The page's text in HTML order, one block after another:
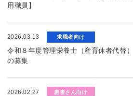
用職員】
2026.03.13 求職者向け
令和８年度管理栄養士（産育休者代替
の募集
2026.02.27 患者さん向け